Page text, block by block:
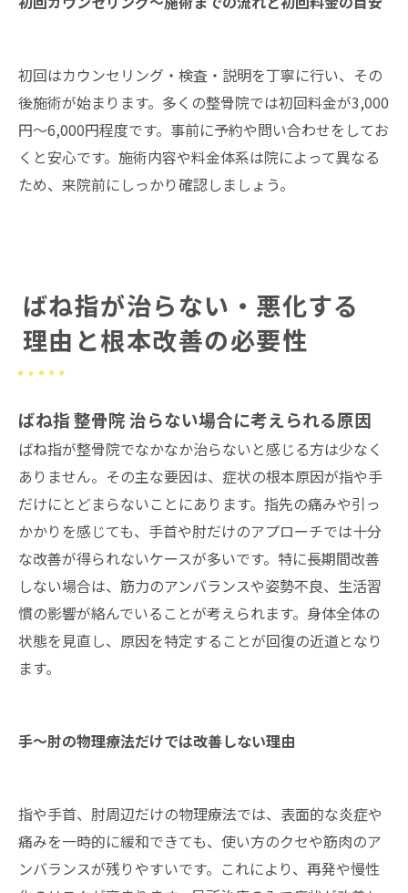
初回はカウンセリング・検査・説明を丁寧に行い、その
後施術が始まります。多くの整骨院では初回料金が3,000
円～6,000円程度です。事前に予約や問い合わせをしてお
くと安心です。施術内容や料金体系は院によって異なる
ため、来院前にしっかり確認しましょう。
ばね指が治らない・悪化する
理由と根本改善の必要性
ばね指 整骨院 治らない場合に考えられる原因
ばね指が整骨院でなかなか治らないと感じる方は少なく
ありません。その主な要因は、症状の根本原因が指や手
だけにとどまらないことにあります。指先の痛みや引っ
かかりを感じても、手首や肘だけのアプローチでは十分
な改善が得られないケースが多いです。特に長期間改善
しない場合は、筋力のアンバランスや姿勢不良、生活習
慣の影響が絡んでいることが考えられます。身体全体の
状態を見直し、原因を特定することが回復の近道となり
ます。
手～肘の物理療法だけでは改善しない理由
指や手首、肘周辺だけの物理療法では、表面的な炎症や
痛みを一時的に緩和できても、使い方のクセや筋肉のア
ンバランスが残りやすいです。これにより、再発や慢性